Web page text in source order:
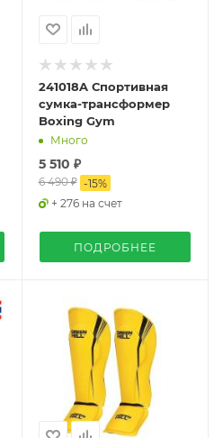
241018A Спортивная
сумка-трансформер
Boxing Gym
Много
5 510 ₽
6 490 ₽ -15%
+ 276 на счет
ПОДРОБНЕЕ